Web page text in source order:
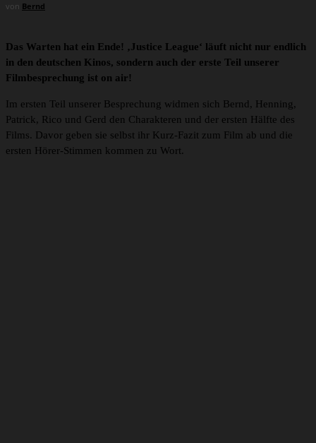
von Bernd
Das Warten hat ein Ende! ‚Justice League‘ läuft nicht nur endlich
in den deutschen Kinos, sondern auch der erste Teil unserer
Filmbesprechung ist on air!
Im ersten Teil unserer Besprechung widmen sich Bernd, Henning,
Patrick, Rico und Gerd den Charakteren und der ersten Hälfte des
Films. Davor geben sie selbst ihr Kurz-Fazit zum Film ab und die
ersten Hörer-Stimmen kommen zu Wort.